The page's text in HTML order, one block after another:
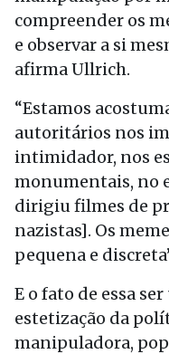
compreender os
e observar a si
afirma Ullrich.
“Estamos
autoritários nos
intimidador, nos
monumentais, no
dirigiu filmes de
nazistas]. Os
pequena e
E o fato de essa
estetização da
manipuladora,